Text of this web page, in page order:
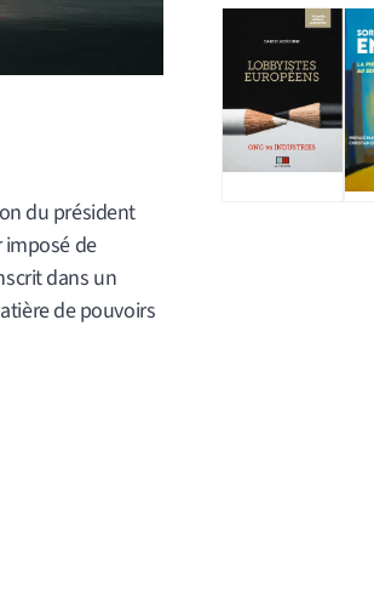
du président
imposé de
dans un
de pouvoirs